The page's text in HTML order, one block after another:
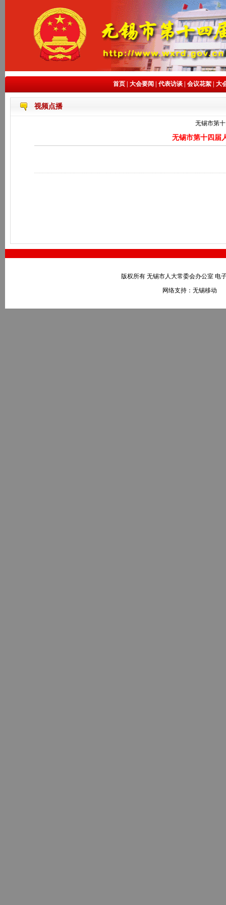
首页 大会要闻 代表访谈 会议花絮 大
视频点播
无锡市第
无锡市第十四届
版权所有 无锡市人大常委会办公室 电
网络支持：无锡移动